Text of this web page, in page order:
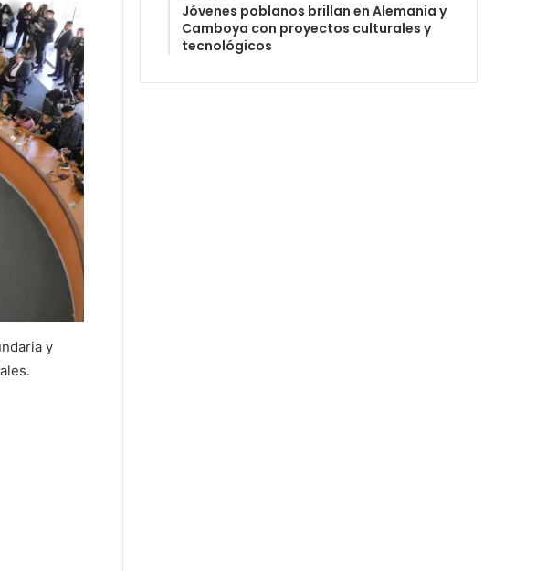
y
Jóvenes poblanos brillan en Alemania y
Camboya con proyectos culturales y
tecnológicos